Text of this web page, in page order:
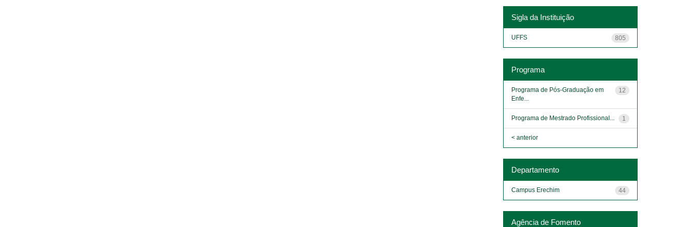
Sigla da Instituição
805
UFFS
Programa
12
Programa de Pós-Graduação em
Enfe...
1
Programa de Mestrado Profissional...
< anterior
Departamento
44
Campus Erechim
Agência de Fomento